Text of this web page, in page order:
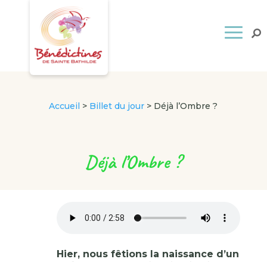
Accueil > Billet du jour > Déjà l’Ombre ?
Déjà l’Ombre ?
Hier, nous fêtions la naissance d’un